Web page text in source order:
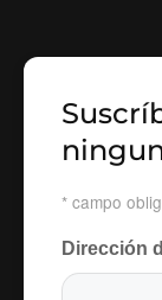
* campo
Dirección